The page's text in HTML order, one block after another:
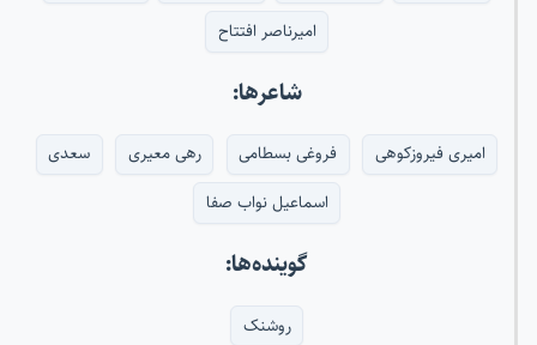
امیرناصر افتتاح
شاعرها:
امیری فیروزکوهی فروغی بسطامی رهی معیری
سعدی
اسماعیل نواب صفا
گوینده‌ها:
روشنک